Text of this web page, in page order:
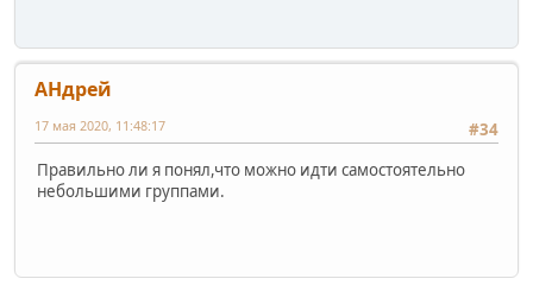
АHдрей
#34
17 мая 2020, 11:48:17
Правильно ли я понял,что можно идти самостоятельно
небольшими группами.